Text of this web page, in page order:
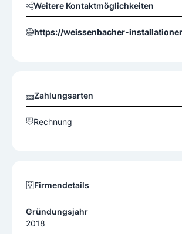
Weitere Kontaktmöglichkeiten
https://weissenbacher-
Zahlungsarten
Rechnung
Firmendetails
Gründungsjahr
2018